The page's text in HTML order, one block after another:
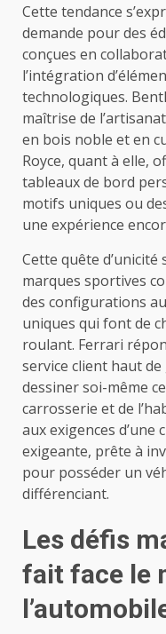
Cette tendance
demande pour des
conçues en
l’intégration
technologiques.
maîtrise de
en bois noble et en
Royce, quant à elle,
tableaux de bord
motifs uniques ou
une expérience
Cette quête d’unicité
marques sportives
des configurations
uniques qui font de
roulant. Ferrari
service client haut
dessiner soi-même
carrosserie et de
aux exigences
exigeante, prête à
pour posséder un
différenciant.
Les défis
fait face le